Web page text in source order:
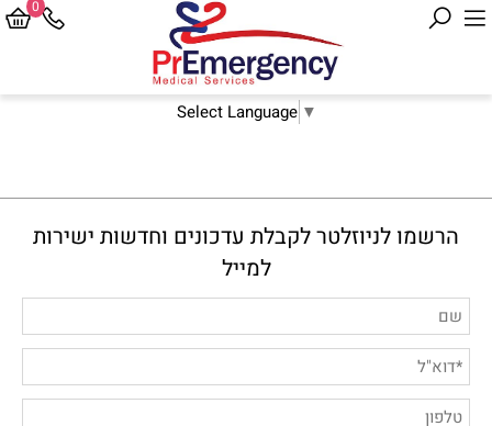
Select Language ▼
0
הרשמו לניוזלטר לקבלת עדכונים וחדשות ישירות
למייל